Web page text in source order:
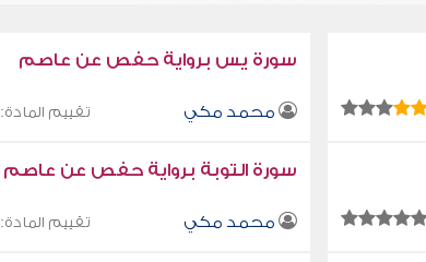
سورة يس برواية حفص عن عاصم
محمد مكي تقييم المادة:
سورة التوبة برواية حفص عن عاصم
محمد مكي تقييم المادة: